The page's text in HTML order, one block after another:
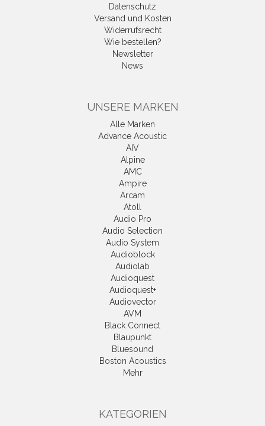
Datenschutz
Versand und Kosten
Widerrufsrecht
Wie bestellen?
Newsletter
News
UNSERE MARKEN
Alle Marken
Advance Acoustic
AIV
Alpine
AMC
Ampire
Arcam
Atoll
Audio Pro
Audio Selection
Audio System
Audioblock
Audiolab
Audioquest
Audioquest+
Audiovector
AVM
Black Connect
Blaupunkt
Bluesound
Boston Acoustics
Mehr
KATEGORIEN